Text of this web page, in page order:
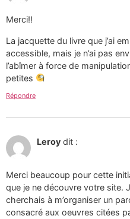
Merci!!
La jacquette du livre que j’ai
accessible, mais je n’ai pas
l’abîmer à force de
petites
Répondre
Leroy dit :
Merci beaucoup pour cette
que je ne découvre votre site.
cherchais à m’organiser un
consacré aux oeuvres citées